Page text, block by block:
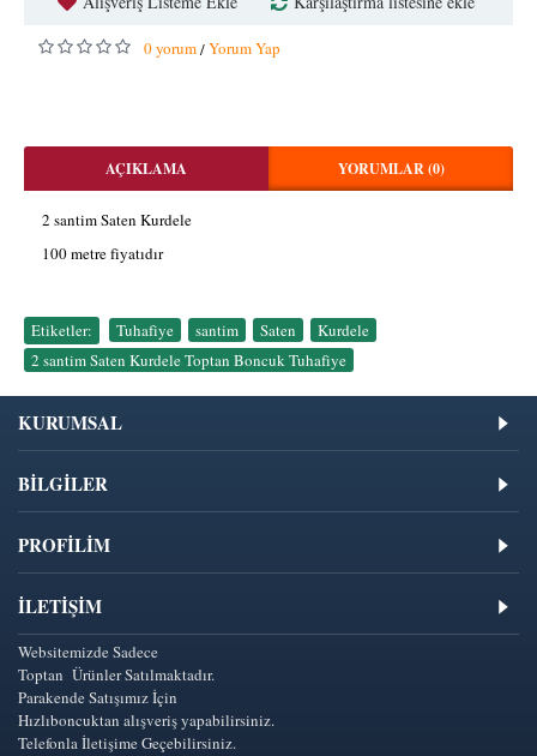
0 yorum/Yorum Yap
AÇIKLAMA YORUMLAR (0)
2 santim Saten Kurdele
100 metre fiyatıdır
Etiketler: Tuhafiye santim Saten Kurdele
2 santim Saten Kurdele Toptan Boncuk Tuhafiye
KURUMSAL
BİLGİLER
PROFİLİM
İLETIŞIM
Websitemizde Sadece
Toptan Ürünler Satılmaktadır.
Parakende Satışımız İçin
Hızlıboncuktan alışveriş yapabilirsiniz.
Telefonla İletişime Geçebilirsiniz.